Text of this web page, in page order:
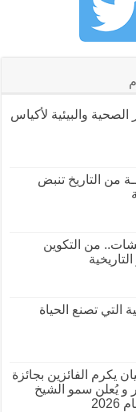
والبيئية لأكياس
من التاريخ تنبض
من التكوين
التي تصنع الحياة
يكرم الفائزين بجائزة
و يُعلن سمو الشيخ